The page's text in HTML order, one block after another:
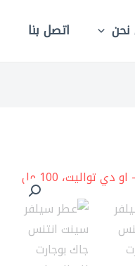
اتصل بنا